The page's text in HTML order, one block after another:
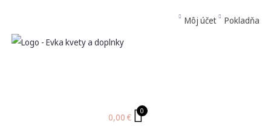
Môj účet Pokladňa
0,00 €
0